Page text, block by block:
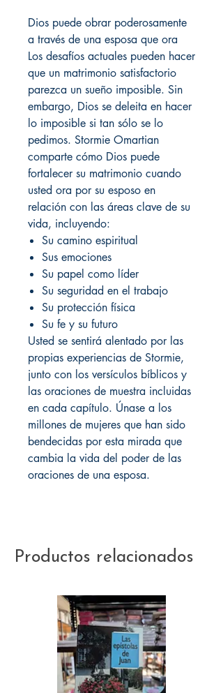
Dios puede obrar poderosamente
a través de una esposa que ora
Los desafíos actuales pueden hacer
que un matrimonio satisfactorio
parezca un sueño imposible. Sin
embargo, Dios se deleita en hacer
lo imposible si tan sólo se lo
pedimos. Stormie Omartian
comparte cómo Dios puede
fortalecer su matrimonio cuando
usted ora por su esposo en
relación con las áreas clave de su
vida, incluyendo:
Su camino espiritual
Sus emociones
Su papel como líder
Su seguridad en el trabajo
Su protección física
Su fe y su futuro
Usted se sentirá alentado por las
propias experiencias de Stormie,
junto con los versículos bíblicos y
las oraciones de muestra incluidas
en cada capítulo. Únase a los
millones de mujeres que han sido
bendecidas por esta mirada que
cambia la vida del poder de las
oraciones de una esposa.
Productos relacionados